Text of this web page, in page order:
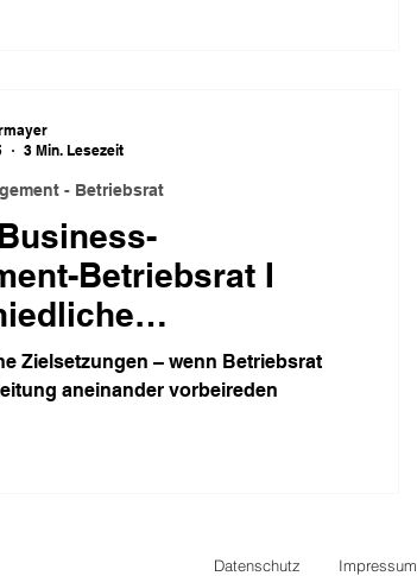
Betriebsrat I
Zielsetzungen – wenn Betriebsrat
aneinander vorbeireden
- Betriebsrat
3 Min. Lesezeit
Datenschutz Impressum